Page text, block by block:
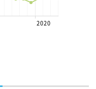
2020